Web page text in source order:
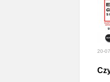
20-